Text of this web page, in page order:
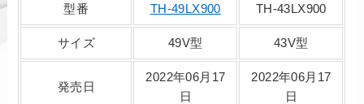
型番 TH-49LX900 TH-43LX900
サイズ 49V型 43V型
発売日
2022年06月17
日
2022年06月17
日